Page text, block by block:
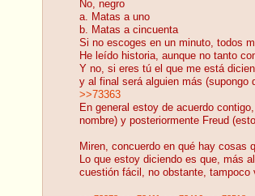
No, negro
a. Matas a uno
b. Matas a cincuenta
Si no escoges en un minuto, todos
He leído historia, aunque no tanto
Y no, si eres tú el que me está
y al final será alguien más (supongo
>>73363
En general estoy de acuerdo
nombre) y posteriormente Freud
Miren, concuerdo en qué hay cosas
Lo que estoy diciendo es que, más
cuestión fácil, no obstante, tampoco